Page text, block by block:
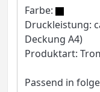
Farbe:
Druckleistung:
Deckung A4)
Produktart:
Passend in